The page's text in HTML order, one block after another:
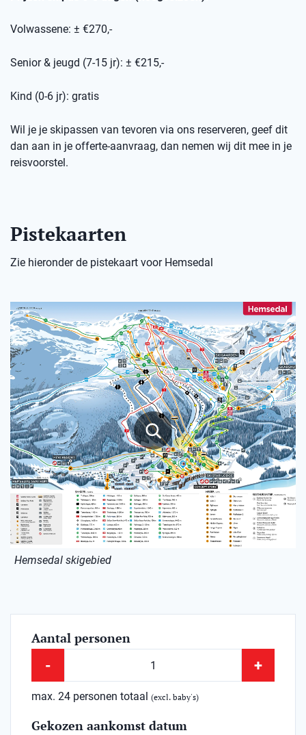
Volwassene: ± €270,-
Senior & jeugd (7-15 jr): ± €215,-
Kind (0-6 jr): gratis
Wil je je skipassen van tevoren via ons reserveren, geef dit
dan aan in je offerte-aanvraag, dan nemen wij dit mee in je
reisvoorstel.
Pistekaarten
Zie hieronder de pistekaart voor Hemsedal
Hemsedal skigebied
Aantal personen
- +
max. 24 personen totaal (excl. baby's)
Gekozen aankomst datum